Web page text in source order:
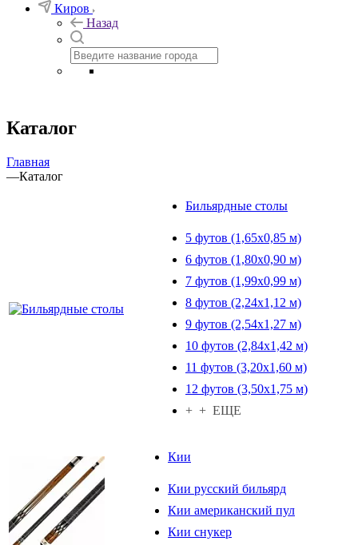
Киров
Назад
Каталог
Главная
—Каталог
Бильярдные столы
5 футов (1,65х0,85 м)
6 футов (1,80х0,90 м)
7 футов (1,99х0,99 м)
8 футов (2,24х1,12 м)
9 футов (2,54х1,27 м)
10 футов (2,84х1,42 м)
11 футов (3,20х1,60 м)
12 футов (3,50х1,75 м)
+ + ЕЩЕ
Кии
Кии русский бильярд
Кии американский пул
Кии снукер